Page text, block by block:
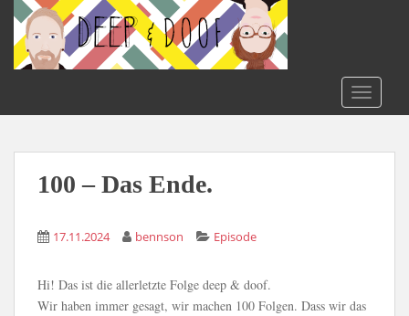
o
100 – Das Ende.
17.11.2024 bennson Episode
Hi! Das ist die allerletzte Folge deep & doof.
Wir haben immer gesagt, wir machen 100 Folgen. Dass wir das